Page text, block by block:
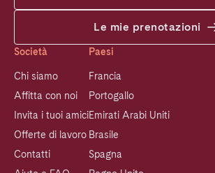
Le mie prenotazioni
Società
Chi siamo
Affitta con noi
Invita i tuoi amici
Offerte di lavoro
Contatti
Paesi
Francia
Portogallo
Emirati Arabi Uniti
Brasile
Spagna